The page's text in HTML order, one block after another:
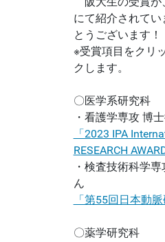
にて紹介されて
とうございます！
※受賞項目をクリ
クします。
〇医学系研究科
・看護学専攻 博
「2023 IPA
RESEARCH
・検査技術科学
ん
「第55回日本動
〇薬学研究科